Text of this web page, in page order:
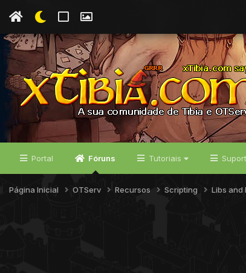
Portal Fóruns Tutoriais
Página Inicial OTServ Recursos Scripting Libs and